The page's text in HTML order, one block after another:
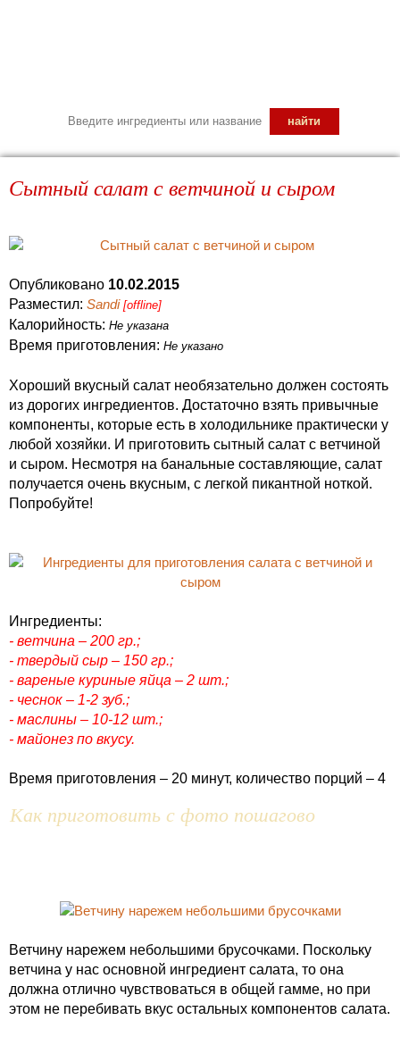
Сытный салат с ветчиной и сыром
Опубликовано 10.02.2015
Разместил: Sandi [offline]
Калорийность: Не указана
Время приготовления: Не указано
Хороший вкусный салат необязательно должен состоять
из дорогих ингредиентов. Достаточно взять привычные
компоненты, которые есть в холодильнике практически у
любой хозяйки. И приготовить сытный салат с ветчиной
и сыром. Несмотря на банальные составляющие, салат
получается очень вкусным, с легкой пикантной ноткой.
Попробуйте!
Ингредиенты:
- ветчина – 200 гр.;
- твердый сыр – 150 гр.;
- вареные куриные яйца – 2 шт.;
- чеснок – 1-2 зуб.;
- маслины – 10-12 шт.;
- майонез по вкусу.
Время приготовления – 20 минут, количество порций – 4
Как приготовить с фото пошагово
Ветчину нарежем небольшими брусочками. Поскольку
ветчина у нас основной ингредиент салата, то она
должна отлично чувствоваться в общей гамме, но при
этом не перебивать вкус остальных компонентов салата.